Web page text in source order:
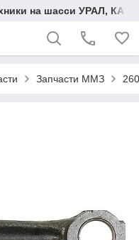
на шасси УРАЛ,
Запчасти ММЗ